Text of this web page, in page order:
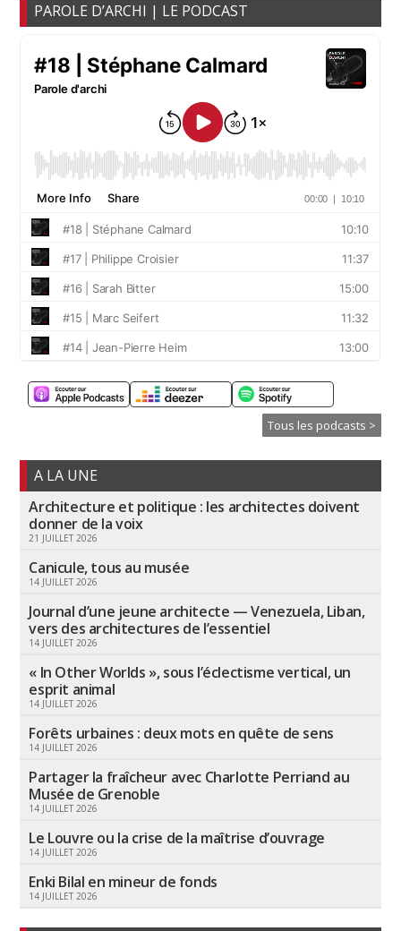
PAROLE D’ARCHI | LE PODCAST
Tous les podcasts >
A LA UNE
Architecture et politique : les architectes doivent
donner de la voix
21 JUILLET 2026
Canicule, tous au musée
14 JUILLET 2026
Journal d’une jeune architecte — Venezuela, Liban,
vers des architectures de l’essentiel
14 JUILLET 2026
« In Other Worlds », sous l’éclectisme vertical, un
esprit animal
14 JUILLET 2026
Forêts urbaines : deux mots en quête de sens
14 JUILLET 2026
Partager la fraîcheur avec Charlotte Perriand au
Musée de Grenoble
14 JUILLET 2026
Le Louvre ou la crise de la maîtrise d’ouvrage
14 JUILLET 2026
Enki Bilal en mineur de fonds
14 JUILLET 2026